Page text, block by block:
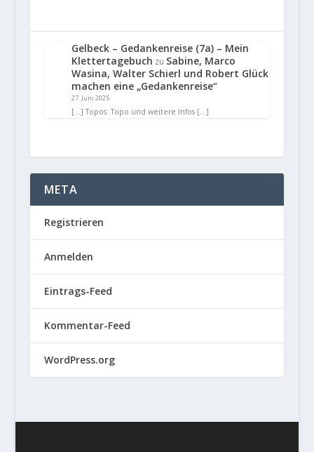
Gelbeck – Gedankenreise (7a) – Mein
Klettertagebuch zu Sabine, Marco
Wasina, Walter Schierl und Robert Glück
machen eine „Gedankenreise“
27. Juni 2025
[…] Topos: Topo und weitere Infos […]
META
Registrieren
Anmelden
Eintrags-Feed
Kommentar-Feed
WordPress.org